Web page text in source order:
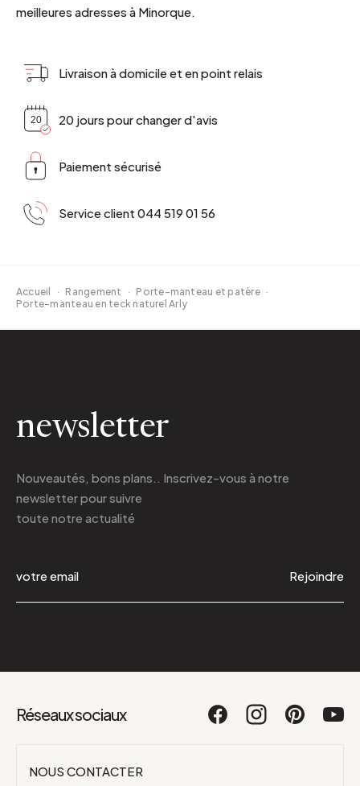
meilleures adresses à Minorque.
Livraison à domicile et en point relais
20 jours pour changer d'avis
Paiement sécurisé
Service client 044 519 01 56
Accueil · Rangement · Porte-manteau et patère ·
Porte-manteau en teck naturel Arly
newsletter
Nouveautés, bons plans.. Inscrivez-vous à notre
newsletterpour suivre
toute notre actualité
Rejoindre
Réseaux sociaux
NOUS CONTACTER